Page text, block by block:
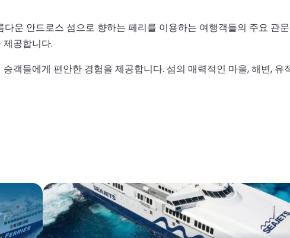
운 안드로스 섬으로 향하는 페리를 이용하는 여행객들의 주요 관
공합니다.
객들에게 편안한 경험을 제공합니다. 섬의 매력적인 마을, 해변,